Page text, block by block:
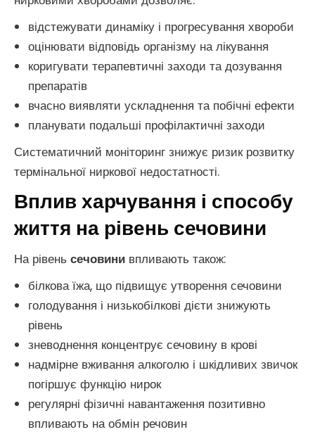
відстежувати динаміку і прогресування хвороби
оцінювати відповідь організму на лікування
коригувати терапевтичні заходи та дозування
препаратів
вчасно виявляти ускладнення та побічні ефекти
планувати подальші профілактичні заходи
Систематичний моніторинг знижує ризик розвитку
термінальної ниркової недостатності.
Вплив харчування і способу
життя на рівень сечовини
На рівень сечовини впливають також:
білкова їжа, що підвищує утворення сечовини
голодування і низькобілкові дієти знижують
рівень
зневоднення концентрує сечовину в крові
надмірне вживання алкоголю і шкідливих звичок
погіршує функцію нирок
регулярні фізичні навантаження позитивно
впливають на обмін речовин